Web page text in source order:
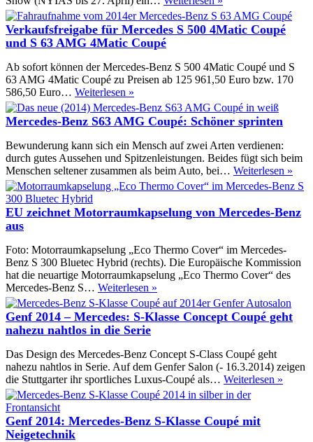
York
2014:
S
AMG
Coupé
Stern
geht
am
Hudson
River
Verkaufsfreigabe für Mercedes S 500 4Matic Coupé
und S 63 AMG 4Matic Coupé
Ab sofort können der Mercedes-Benz S 500 4Matic Coupé und S
63 AMG 4Matic Coupé zu Preisen ab 125 961,50 Euro bzw. 170
586,50 Euro… Weiterlesen »
für
Mercedes
S
500
4Matic
Coupé
und
S
AMG
Mercedes-Benz S63 AMG Coupé: Schöner sprinten
Bewunderung kann sich ein Mensch auf zwei Arten verdienen:
durch gutes Aussehen und Spitzenleistungen. Beides fügt sich beim
Menschen seltener zusammen als beim Auto, bei… Weiterlesen »
S63
EU zeichnet Motorraumkapselung von Mercedes-Benz
aus
Foto: Motorraumkapselung „Eco Thermo Cover“ im Mercedes-
Benz S 300 Bluetec Hybrid (rechts). Die Europäische Kommission
hat die neuartige Motorraumkapselung „Eco Thermo Cover“ des
Mercedes-Benz S… Weiterlesen »
zeichnet
Motorraumkapselung
von
Benz
aus
Genf 2014 – Mercedes: S-Klasse Concept Coupé geht
nahezu nahtlos in die Serie
Das Design des Mercedes-Benz Concept S-Class Coupé geht
nahezu nahtlos in Serie. Auf dem Genfer Salon (- 16.3.2014) zeigen
die Stuttgarter ihr sportliches Luxus-Coupé als… Weiterlesen »
Genf 2014: Mercedes-Benz S-Klasse Coupé mit
Neigetechnik